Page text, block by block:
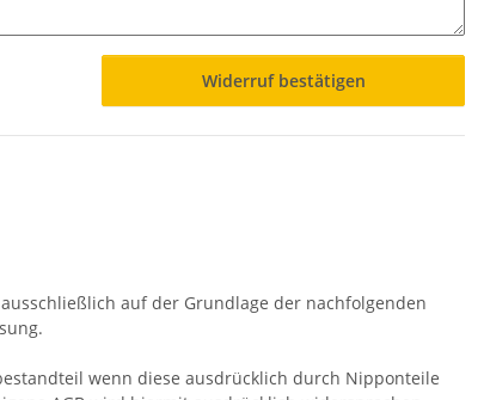
Widerruf bestätigen
auf der Grundlage der nachfolgenden
wenn diese ausdrücklich durch Nipponteile